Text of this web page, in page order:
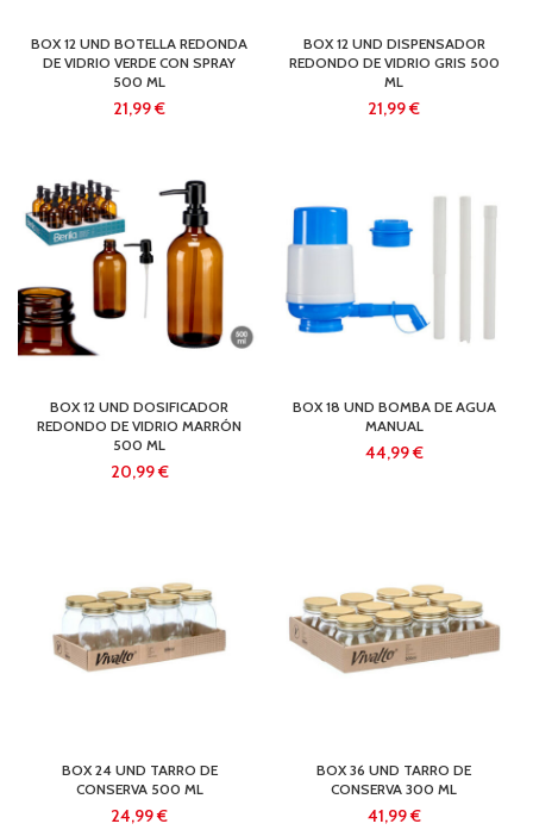
BOX 12 UND BOTELLA REDONDA
DE VIDRIO VERDE CON SPRAY
500 ML
€
BOX 12 UND DISPENSADOR
REDONDO DE VIDRIO GRIS 500
ML
€
BOX 12 UND DOSIFICADOR
REDONDO DE VIDRIO MARRÓN
500 ML
€
BOX 18 UND BOMBA DE AGUA
MANUAL
€
BOX 24 UND TARRO DE
CONSERVA 500 ML
€
BOX 36 UND TARRO DE
CONSERVA 300 ML
€